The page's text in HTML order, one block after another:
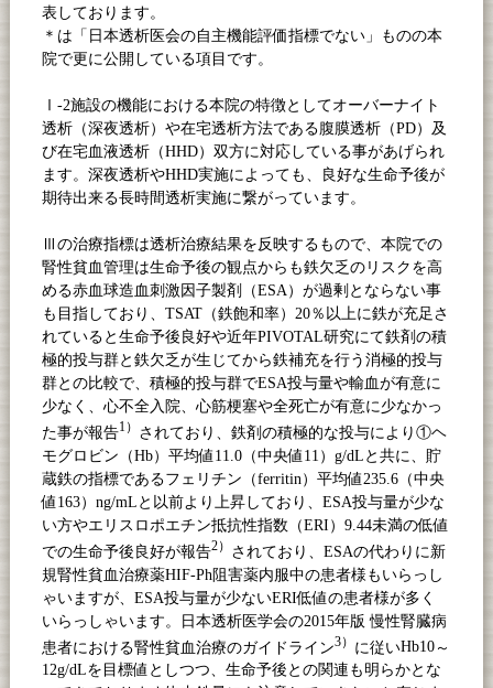
表しております。
＊は「日本透析医会の自主機能評価指標でない」ものの本
院で更に公開している項目です。
Ⅰ-2施設の機能における本院の特徴としてオーバーナイト
透析（深夜透析）や在宅透析方法である腹膜透析（PD）及
び在宅血液透析（HHD）双方に対応している事があげられ
ます。深夜透析やHHD実施によっても、良好な生命予後が
期待出来る長時間透析実施に繋がっています。
Ⅲの治療指標は透析治療結果を反映するもので、本院での
腎性貧血管理は生命予後の観点からも鉄欠乏のリスクを高
める赤血球造血刺激因子製剤（ESA）が過剰とならない事
も目指しており、TSAT （鉄飽和率）20％以上に鉄が充足さ
れていると生命予後良好や近年PIVOTAL研究にて鉄剤の積
極的投与群と鉄欠乏が生じてから鉄補充を行う消極的投与
群との比較で、積極的投与群でESA投与量や輸血が有意に
少なく、心不全入院、心筋梗塞や全死亡が有意に少なかっ
た事が報告1） されており、鉄剤の積極的な投与により①ヘ
モグロビン（Hb）平均値 11.0 （中央値 11 ）g/dL と共に、貯
蔵鉄の指標であるフェリチン（ferritin ）平均値 235.6 （中央
値 163）ng/mL と以前より上昇しており、ESA投与量が少な
い方やエリスロポエチン抵抗性指数（ERI ）9.44未満の低値
での生命予後良好が報告2） されており、ESAの代わりに新
規腎性貧血治療薬HIF-Ph 阻害薬内服中の患者様もいらっし
ゃいますが、ESA投与量が少ないERI低値の患者様が多く
いらっしゃいます。日本透析医学会の2015年版 慢性腎臓病
患者における腎性貧血治療のガイドライン3） に従いHb10 ～
12g/dLを目標値としつつ、生命予後との関連も明らかとな